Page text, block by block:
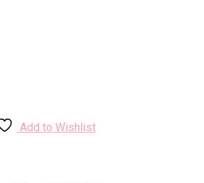
Add to Wishlist